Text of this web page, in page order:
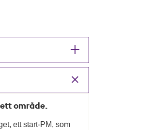
område.
ett start-PM, som